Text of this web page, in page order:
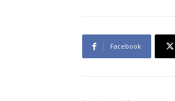
Facebook